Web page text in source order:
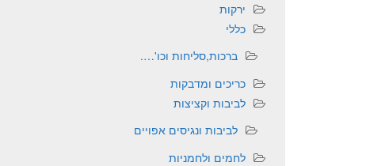
ירקות
כללי
ברכות,סליחות וכו'….
כריכים ומדבקות
לביבות וקציצות
לביבות ונגיסים אפויים
לחמים ולחמניות